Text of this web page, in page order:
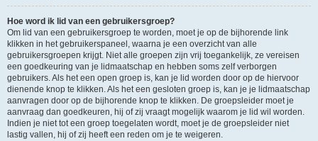
Hoe word ik lid van een gebruikersgroep?
Om lid van een gebruikersgroep te worden, moet je op de bijhorende link
klikken in het gebruikerspaneel, waarna je een overzicht van alle
gebruikersgroepen krijgt. Niet alle groepen zijn vrij toegankelijk, ze vereisen
een goedkeuring van je lidmaatschap en hebben soms zelf verborgen
gebruikers. Als het een open groep is, kan je lid worden door op de hiervoor
dienende knop te klikken. Als het een gesloten groep is, kan je je lidmaatschap
aanvragen door op de bijhorende knop te klikken. De groepsleider moet je
aanvraag dan goedkeuren, hij of zij vraagt mogelijk waarom je lid wil worden.
Indien je niet tot een groep toegelaten wordt, moet je de groepsleider niet
lastig vallen, hij of zij heeft een reden om je te weigeren.